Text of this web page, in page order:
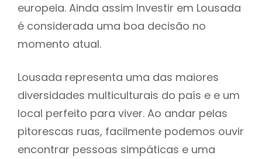
europeia. Ainda assim Investir em Lousada
é considerada uma boa decisão no
momento atual.
Lousada representa uma das maiores
diversidades multiculturais do país e e um
local perfeito para viver. Ao andar pelas
pitorescas ruas, facilmente podemos ouvir
encontrar pessoas simpáticas e uma